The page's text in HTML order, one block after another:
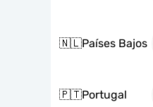
🇳🇱Países Bajos
🇵🇹Portugal